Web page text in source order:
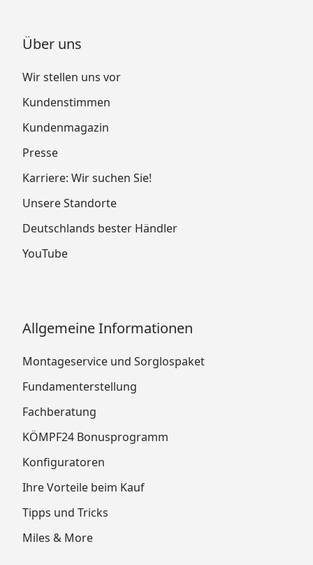
Über uns
Wir stellen uns vor
Kundenstimmen
Kundenmagazin
Presse
Karriere: Wir suchen Sie!
Unsere Standorte
Deutschlands bester Händler
YouTube
Allgemeine Informationen
Montageservice und Sorglospaket
Fundamenterstellung
Fachberatung
KÖMPF24 Bonusprogramm
Konfiguratoren
Ihre Vorteile beim Kauf
Tipps und Tricks
Miles & More